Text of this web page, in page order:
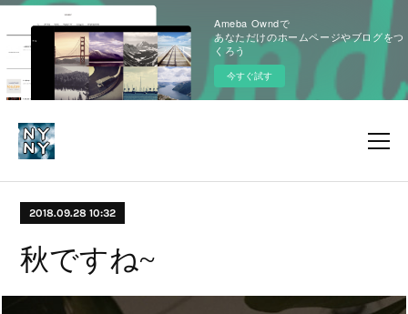
Ameba Owndで
あなただけのホームページやブログをつ
くろう
今すぐ試す
2018.09.28 10:32
秋ですね~